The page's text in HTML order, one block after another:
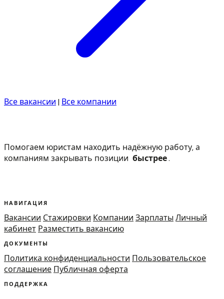
Все вакансии | Все компании
Помогаем юристам находить надёжную работу, а
компаниям закрывать позиции быстрее.
НАВИГАЦИЯ
Вакансии Стажировки Компании Зарплаты Личный
кабинет Разместить вакансию
ДОКУМЕНТЫ
Политика конфиденциальности Пользовательское
соглашение Публичная оферта
ПОДДЕРЖКА